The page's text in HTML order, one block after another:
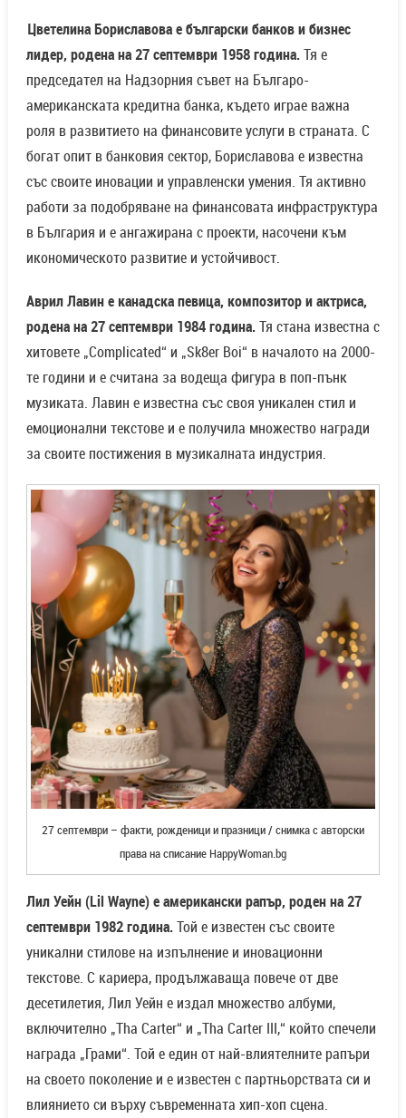
Цветелина Бориславова е български банков и бизнес
лидер, родена на 27 септември 1958 година.Тя е
председател на Надзорния съвет на Българо-
американската кредитна банка, където играе важна
роля в развитието на финансовите услуги в страната. С
богат опит в банковия сектор, Бориславова е известна
със своите иновации и управленски умения. Тя активно
работи за подобряване на финансовата инфраструктура
в България и е ангажирана с проекти, насочени към
икономическото развитие и устойчивост.
Аврил Лавин е канадска певица, композитор и актриса,
родена на 27 септември 1984 година.Тя стана известна с
хитовете „Complicated“ и „Sk8er Boi“ в началото на 2000-
те години и е считана за водеща фигура в поп-пънк
музиката. Лавин е известна със своя уникален стил и
емоционални текстове и е получила множество награди
за своите постижения в музикалната индустрия.
27 септември – факти, рожденици и празници / снимка с авторски
права на списание HappyWoman.bg
Лил Уейн (Lil Wayne) е американски рапър, роден на 27
септември 1982 година.Той е известен със своите
уникални стилове на изпълнение и иновационни
текстове. С кариера, продължаваща повече от две
десетилетия, Лил Уейн е издал множество албуми,
включително „Tha Carter“ и „Tha Carter III,“ който спечели
награда „Грами“. Той е един от най-влиятелните рапъри
на своето поколение и е известен с партньорствата си и
влиянието си върху съвременната хип-хоп сцена.